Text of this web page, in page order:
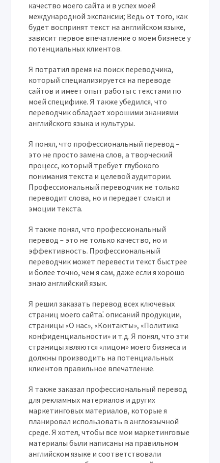
качество моего сайта и в успех моей
международной экспансии; Ведь от того, как
будет воспринят текст на английском языке,
зависит первое впечатление о моем бизнесе у
потенциальных клиентов.
Я потратил время на поиск переводчика,
который специализируется на переводе
сайтов и имеет опыт работы с текстами по
моей специфике. Я также убедился, что
переводчик обладает хорошими знаниями
английского языка и культуры.
Я понял, что профессиональный перевод –
это не просто замена слов, а творческий
процесс, который требует глубокого
понимания текста и целевой аудитории.
Профессиональный переводчик не только
переводит слова, но и передает смысл и
эмоции текста.
Я также понял, что профессиональный
перевод – это не только качество, но и
эффективность. Профессиональный
переводчик может перевести текст быстрее
и более точно, чем я сам, даже если я хорошо
знаю английский язык.
Я решил заказать перевод всех ключевых
страниц моего сайта⁚ описаний продукции,
страницы «О нас», «Контакты», «Политика
конфиденциальности» и т.д. Я понял, что эти
страницы являются «лицом» моего бизнеса и
должны производить на потенциальных
клиентов правильное впечатление.
Я также заказал профессиональный перевод
для рекламных материалов и других
маркетинговых материалов, которые я
планировал использовать в англоязычной
среде. Я хотел, чтобы все мои маркетинговые
материалы были написаны на правильном
английском языке и соответствовали